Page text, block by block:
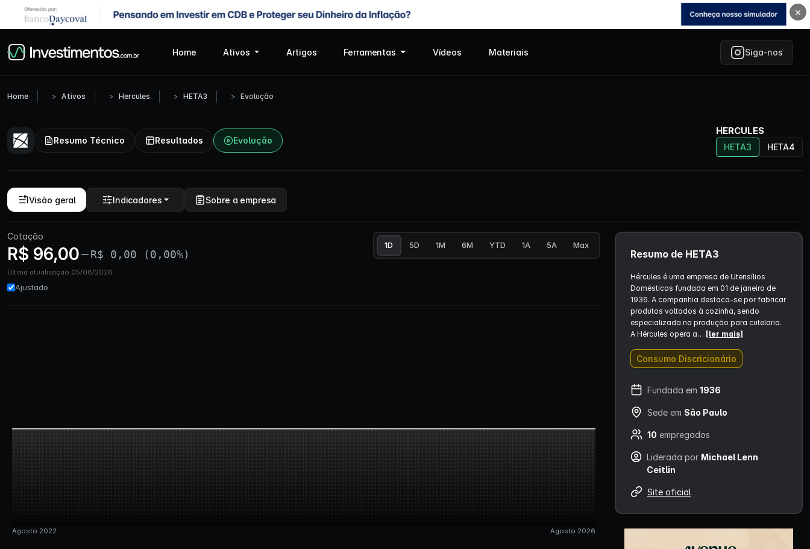
×
Home Ativos Artigos Ferramentas Vídeos Materiais Siga-nos
Home Ativos Hercules HETA3 Evolução
Resumo Técnico Resultados Evolução
HERCULES
HETA3 HETA4
Visão geral Indicadores Sobre a empresa
Cotação
R$ 96,00 R$ 0,00 (0,00%)
Última atualização 05/08/2026
Ajustado
1D 5D 1M 6M YTD 1A 5A Max
Resumo de HETA3
Hércules é uma empresa de Utensílios
Domésticos fundada em 01 de janeiro de
1936. A companhia destaca-se por fabricar
produtos voltados à cozinha, sendo
especializada na produção para cutelaria.
A Hércules opera a… [ler mais]
Consumo Discricionário
Fundada em 1936
Sede em São Paulo
10 empregados
Liderada por Michael Lenn
Ceitlin
Site oficial